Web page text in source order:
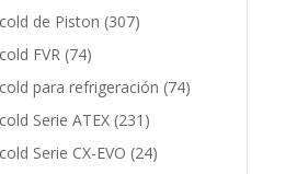
de Piston (307)
FVR (74)
para refrigeración (74)
Serie ATEX (231)
Serie CX-EVO (24)